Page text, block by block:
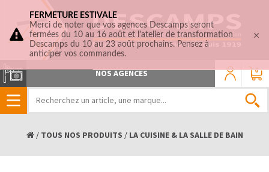
0
NOS AGENCES
/ TOUS NOS PRODUITS / LA CUISINE & LA SALLE DE BAIN
FERMETURE ESTIVALE
Merci de noter que vos agences Descamps seront
fermées du 10 au 16 août et l'atelier de transformation
Descamps du 10 au 23 août prochains. Pensez à
anticiper vos commandes.